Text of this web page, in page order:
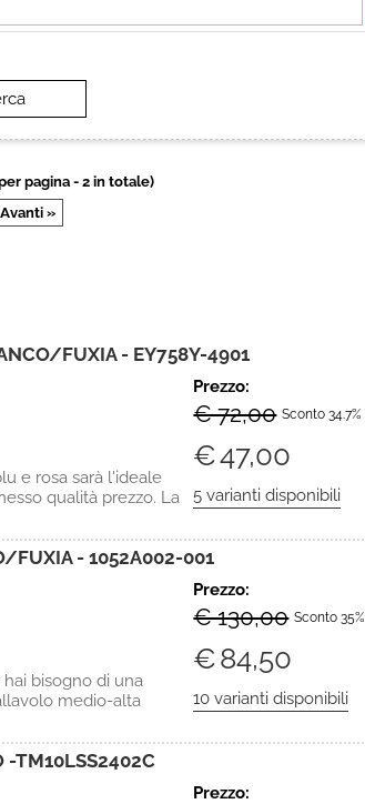
pagina - 2 in totale)
Avanti »
FUXIA - EY758Y-4901
e rosa sarà l'ideale
qualità prezzo. La
Prezzo:
€ 72,00 Sconto 34.7%
€47,00
FUXIA - 1052A002-001
bisogno di una
medio-alta
Prezzo:
€ 130,00 Sconto 35%
€84,50
-TM10LSS2402C
Prezzo: